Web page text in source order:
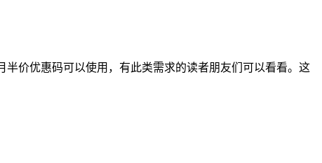
价优惠码可以使用，有此类需求的读者朋友们可以看看。这